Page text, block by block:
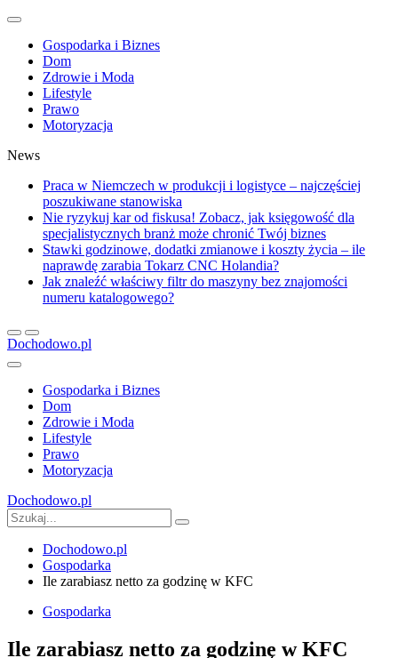
Gospodarka i Biznes
Dom
Zdrowie i Moda
Lifestyle
Prawo
Motoryzacja
News
Praca w Niemczech w produkcji i logistyce – najczęściej
poszukiwane stanowiska
Nie ryzykuj kar od fiskusa! Zobacz, jak księgowość dla
specjalistycznych branż może chronić Twój biznes
Stawki godzinowe, dodatki zmianowe i koszty życia – ile
naprawdę zarabia Tokarz CNC Holandia?
Jak znaleźć właściwy filtr do maszyny bez znajomości
numeru katalogowego?
Dochodowo.pl
Gospodarka i Biznes
Dom
Zdrowie i Moda
Lifestyle
Prawo
Motoryzacja
Dochodowo.pl
Dochodowo.pl
Gospodarka
Ile zarabiasz netto za godzinę w KFC
Gospodarka
Ile zarabiasz netto za godzinę w KFC